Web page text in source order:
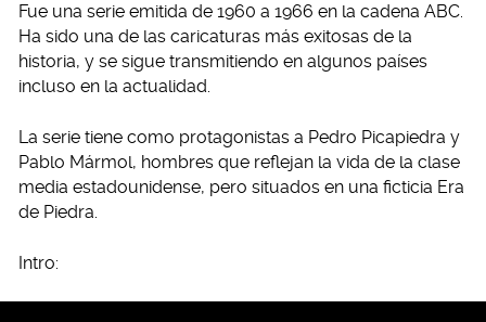
Fue una serie emitida de 1960 a 1966 en la cadena ABC.
Ha sido una de las caricaturas más exitosas de la
historia, y se sigue transmitiendo en algunos países
incluso en la actualidad.
La serie tiene como protagonistas a Pedro Picapiedra y
Pablo Mármol, hombres que reflejan la vida de la clase
media estadounidense, pero situados en una ficticia Era
de Piedra.
Intro: